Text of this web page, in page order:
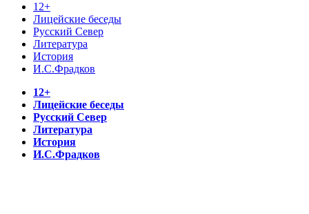
12+
Лицейские беседы
Русский Север
Литература
История
И.С.Фрадков
12+
Лицейские беседы
Русский Север
Литература
История
И.С.Фрадков